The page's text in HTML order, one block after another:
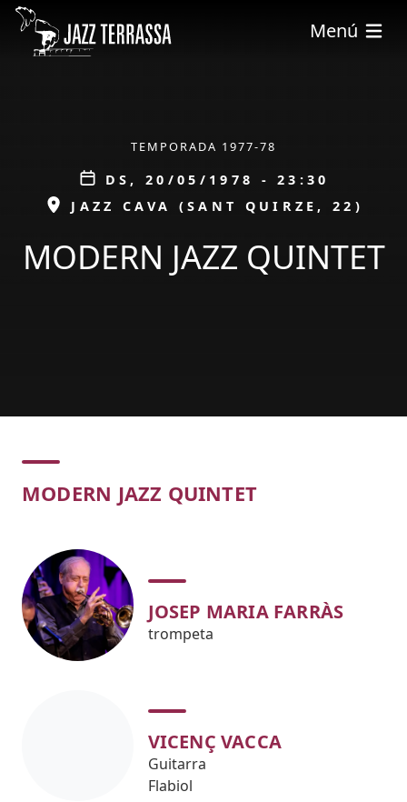
Vés al contingut
Menú
TEMPORADA 1977-78
Data
DS, 20/05/1978 - 23:30
ESPAI
JAZZ CAVA (SANT QUIRZE, 22)
MODERN JAZZ QUINTET
Concert
MODERN JAZZ QUINTET
JOSEP MARIA FARRÀS
trompeta
VICENÇ VACCA
Guitarra
Flabiol